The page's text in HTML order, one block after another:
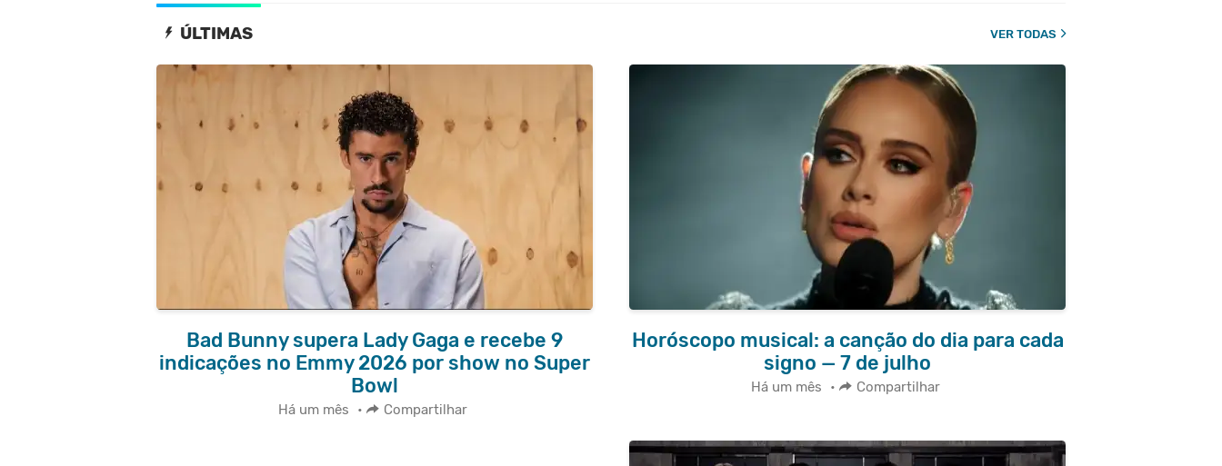
ÚLTIMAS VER TODAS
Bad Bunny supera Lady Gaga e recebe 9
indicações no Emmy 2026 por show no Super
Bowl
Há um mês • Compartilhar
Horóscopo musical: a canção do dia para cada
signo — 7 de julho
Há um mês • Compartilhar